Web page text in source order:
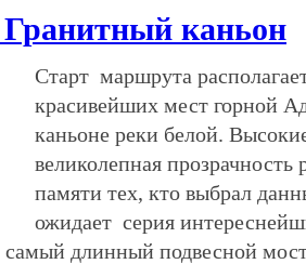
каньон
Старт маршрута
красивейших мест горной
каньоне реки белой.
великолепная прозрачность
памяти тех, кто выбрал
ожидает серия
длинный подвесной